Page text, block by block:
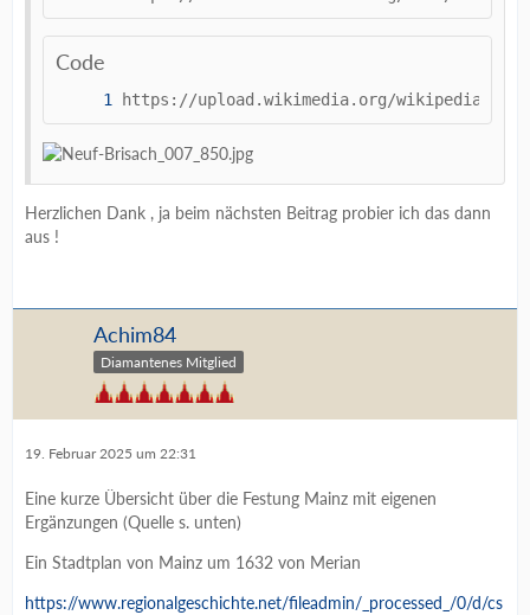
Code
https://upload.wikimedia.org/wikipedia/
Herzlichen Dank , ja beim nächsten Beitrag probier ich das dann
aus !
Achim84
Diamantenes Mitglied
19. Februar 2025 um 22:31
Eine kurze Übersicht über die Festung Mainz mit eigenen
Ergänzungen (Quelle s. unten)
Ein Stadtplan von Mainz um 1632 von Merian
https://www.regionalgeschichte.net/fileadmin/_processed_/0/d/cs